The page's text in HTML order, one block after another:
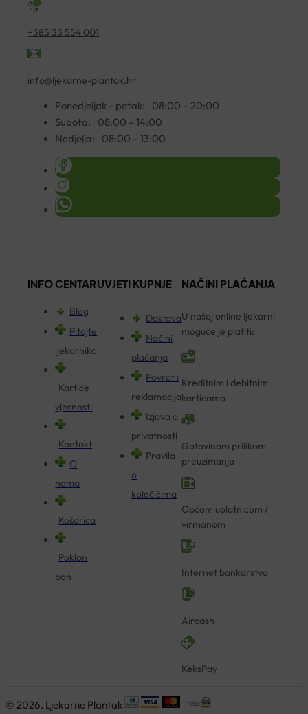
+385 33 554 001
info@ljekarne-plantak.hr
Ponedjeljak - petak:
08:00 – 20:00
Subota:
08:00 – 14:00
Nedjelja:
08:00 – 13:00
INFO CENTAR
Blog
Pitajte
ljekarnika
Kartice
vjernosti
Kontakt
O
nama
Košarica
Poklon
bon
UVJETI KUPNJE
Dostava
Načini
plaćanja
Povrat i
reklamacija
Izjava o
privatnosti
Pravila
o
kolačićima
NAČINI PLAĆANJA
U našoj online ljekarni
moguće je platiti:
Kreditnim i debitnim
karticama
Gotovinom prilikom
preuzimanja
Općom uplatnicom /
virmanom
Internet bankarstvo
Aircash
KeksPay
© 2026. Ljekarne Plantak